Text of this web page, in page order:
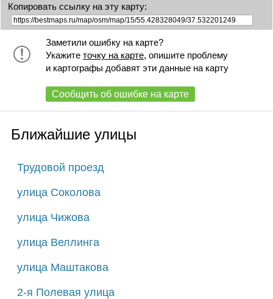
Копировать ссылку на эту карту:
Заметили ошибку на карте?
Укажите точку на карте, опишите проблему
и картографы добавят эти данные на карту
Сообщить об ошибке на карте
Ближайшие улицы
Трудовой проезд
улица Соколова
улица Чижова
улица Веллинга
улица Маштакова
2-я Полевая улица